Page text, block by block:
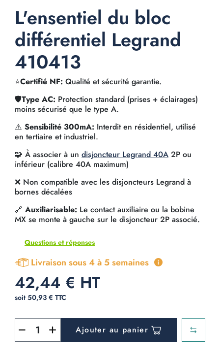
L'ensentiel du bloc
différentiel Legrand
410413
⭐Certifié NF: Qualité et sécurité garantie.
🛡️Type AC: Protection standard (prises + éclairages)
moins sécurisé que le type A.
⚠️ Sensibilité 300mA: Interdit en résidentiel, utilisé
en tertiaire et industriel.
🧩 À associer à un disjoncteur Legrand 40A 2P ou
inférieur (calibre 40A maximum)
❌ Non compatible avec les disjoncteurs Legrand à
bornes décalées
🔗 Auxiliarisable: Le contact auxiliaire ou la bobine
MX se monte à gauche sur le disjoncteur 2P associé.
Questions et réponses
Livraison sous 4 à 5 semaines
42,44 € HT
soit 50,93 € TTC
Ajouter au panier